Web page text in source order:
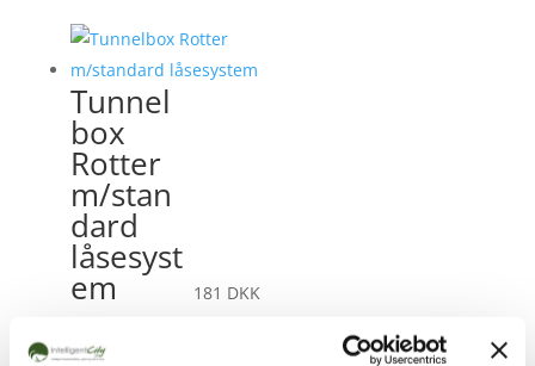
Tunnel
box
Rotter
m/stan
dard
låsesyst
em 181 DKK